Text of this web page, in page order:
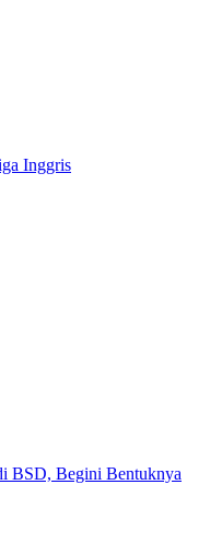
Inggris
BSD, Begini Bentuknya